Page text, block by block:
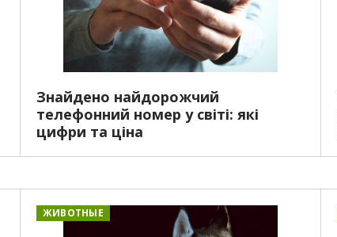
Знайдено найдорожчий
телефонний номер у світі: які
цифри та ціна
ЖИВОТНЫЕ